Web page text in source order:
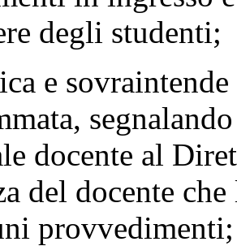
degli studenti;
e
docente al
del docente
provvedimenti;